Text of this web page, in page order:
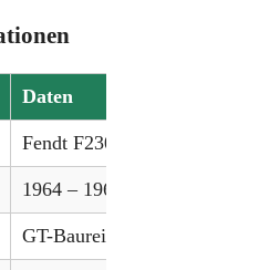
Daten
Fendt F230GT
1964 – 1967
GT-Baureihe